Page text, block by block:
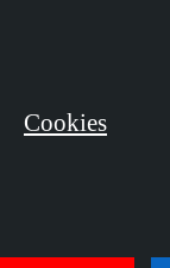
Cookies